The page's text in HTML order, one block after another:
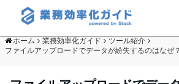
ホーム 業務効率化ガイド
ツール紹介
ファイルアップロードでデータが紛失するのはなぜ